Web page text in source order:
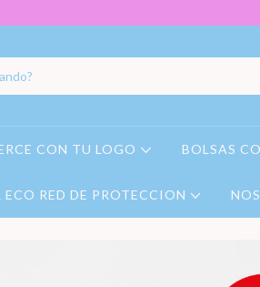
CON TU LOGO BOLSAS
ECO RED DE PROTECCION